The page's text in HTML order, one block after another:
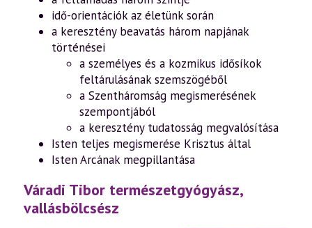
idő-orientációk az életünk során
a keresztény beavatás három napjának
történései
a személyes és a kozmikus idősíkok
feltárulásának szemszögéből
a Szentháromság megismerésének
szempontjából
a keresztény tudatosság megvalósítása
Isten teljes megismerése Krisztus által
Isten Arcának megpillantása
Váradi Tibor természetgyógyász,
vallásbölcsész